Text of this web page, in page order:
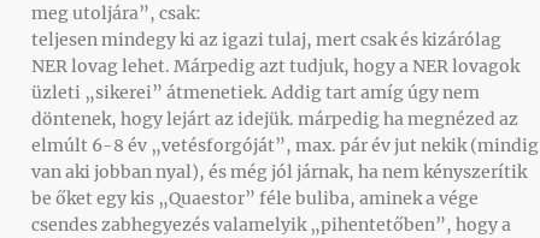
meg utoljára”, csak:
teljesen mindegy ki az igazi tulaj, mert csak és kizárólag
NER lovag lehet. Márpedig azt tudjuk, hogy a NER lovagok
üzleti „sikerei” átmenetiek. Addig tart amíg úgy nem
döntenek, hogy lejárt az idejük. márpedig ha megnézed az
elmúlt 6-8 év „vetésforgóját”, max. pár év jut nekik (mindig
van aki jobban nyal), és még jól járnak, ha nem kényszerítik
be őket egy kis „Quaestor” féle buliba, aminek a vége
csendes zabhegyezés valamelyik „pihentetőben”, hogy a